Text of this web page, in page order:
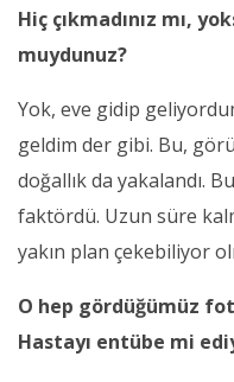
Hiç çıkmadınız mı,
muydunuz?
Yok, eve gidip
geldim der gibi. Bu,
doğallık da yakalandı.
faktördü. Uzun süre
yakın plan çekebiliyor
O hep gördüğümüz
Hastayı entübe mi